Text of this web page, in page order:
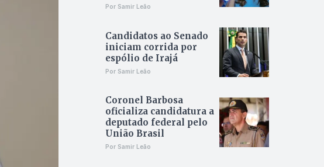
Por Samir Leão
Candidatos ao Senado
iniciam corrida por
espólio de Irajá
Por Samir Leão
Coronel Barbosa
oficializa candidatura a
deputado federal pelo
União Brasil
Por Samir Leão